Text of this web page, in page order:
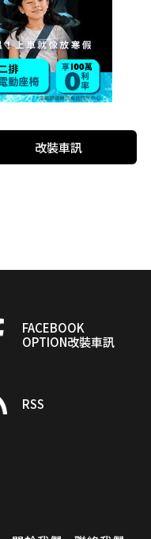
改裝車訊
FACEBOOK
OPTION改裝車訊
RSS